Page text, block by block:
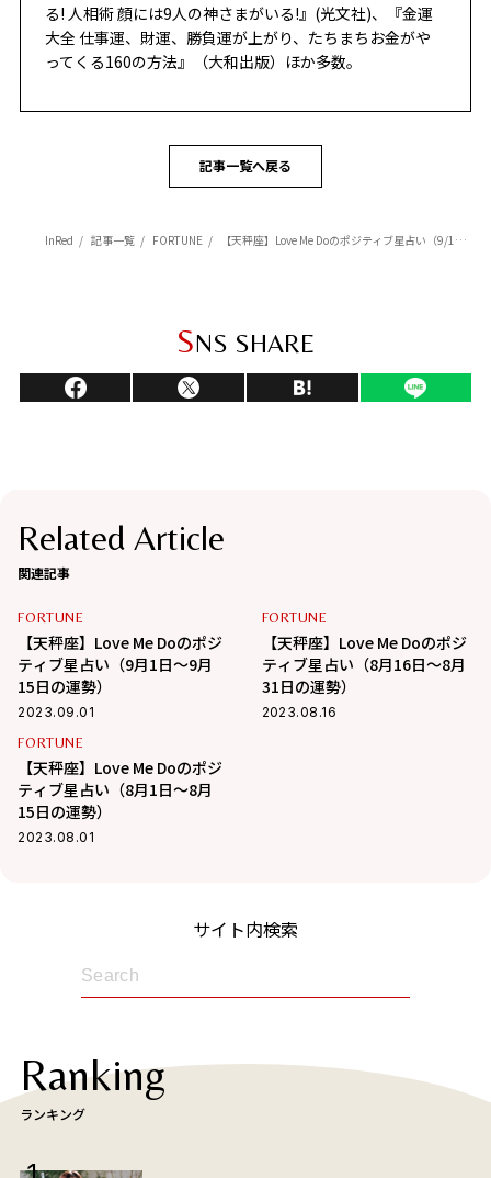
る! 人相術 顔には9人の神さまがいる!』(光文社)、『金運
大全 仕事運、財運、勝負運が上がり、たちまちお金がや
ってくる160の方法』（大和出版）ほか多数。
記事一覧へ戻る
InRed 記事一覧 FORTUNE 【天秤座】Love Me Doのポジティブ星占い（9/16～9/30の運勢）
SNS SHARE
Related Article
関連記事
FORTUNE
【天秤座】Love Me Doのポジ
ティブ星占い（9月1日～9月
15日の運勢）
2023.09.01
FORTUNE
【天秤座】Love Me Doのポジ
ティブ星占い（8月16日～8月
31日の運勢）
2023.08.16
FORTUNE
【天秤座】Love Me Doのポジ
ティブ星占い（8月1日～8月
15日の運勢）
2023.08.01
サイト内検索
Ranking
ランキング